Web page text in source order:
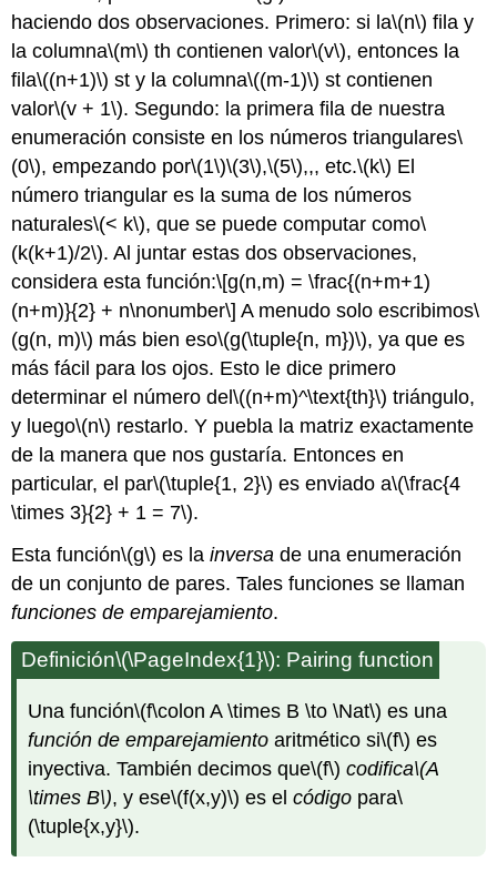
haciendo dos observaciones. Primero: si la\(n\) fila y
la columna\(m\) th contienen valor\(v\), entonces la
fila\((n+1)\) st y la columna\((m-1)\) st contienen
valor\(v + 1\). Segundo: la primera fila de nuestra
enumeración consiste en los números triangulares\
(0\), empezando por\(1\)\(3\),\(5\),,, etc.\(k\) El
número triangular es la suma de los números
naturales\(< k\), que se puede computar como\
(k(k+1)/2\). Al juntar estas dos observaciones,
considera esta función:\[g(n,m) = \frac{(n+m+1)
(n+m)}{2} + n\nonumber\] A menudo solo escribimos\
(g(n, m)\) más bien eso\(g(\tuple{n, m})\), ya que es
más fácil para los ojos. Esto le dice primero
determinar el número del\((n+m)^\text{th}\) triángulo,
y luego\(n\) restarlo. Y puebla la matriz exactamente
de la manera que nos gustaría. Entonces en
particular, el par\(\tuple{1, 2}\) es enviado a\(\frac{4
\times 3}{2} + 1 = 7\).
Esta función\(g\) es lainversa de una enumeración
de un conjunto de pares. Tales funciones se llaman
funciones de emparejamiento.
Definición\(\PageIndex{1}\): Pairing function
Una función\(f\colon A \times B \to \Nat\) es una
función de emparejamiento aritmético si\(f\) es
inyectiva. También decimos que\(f\) codifica\(A
\times B\), y ese\(f(x,y)\) es elcódigo para\
(\tuple{x,y}\).